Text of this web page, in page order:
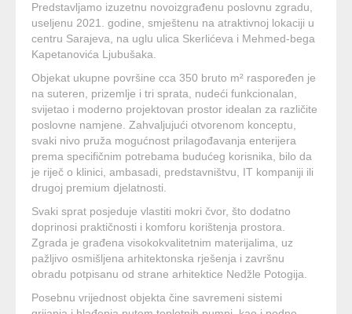
Predstavljamo izuzetnu novoizgrađenu poslovnu zgradu,
useljenu 2021. godine, smještenu na atraktivnoj lokaciji u
centru Sarajeva, na uglu ulica Skerlićeva i Mehmed-bega
Kapetanovića Ljubušaka.
Objekat ukupne površine cca 350 bruto m² raspoređen je
na suteren, prizemlje i tri sprata, nudeći funkcionalan,
svijetao i moderno projektovan prostor idealan za različite
poslovne namjene. Zahvaljujući otvorenom konceptu,
svaki nivo pruža mogućnost prilagođavanja enterijera
prema specifičnim potrebama budućeg korisnika, bilo da
je riječ o klinici, ambasadi, predstavništvu, IT kompaniji ili
drugoj premium djelatnosti.
Svaki sprat posjeduje vlastiti mokri čvor, što dodatno
doprinosi praktičnosti i komforu korištenja prostora.
Zgrada je građena visokokvalitetnim materijalima, uz
pažljivo osmišljena arhitektonska rješenja i završnu
obradu potpisanu od strane arhitektice Nedžle Potogija.
Posebnu vrijednost objekta čine savremeni sistemi